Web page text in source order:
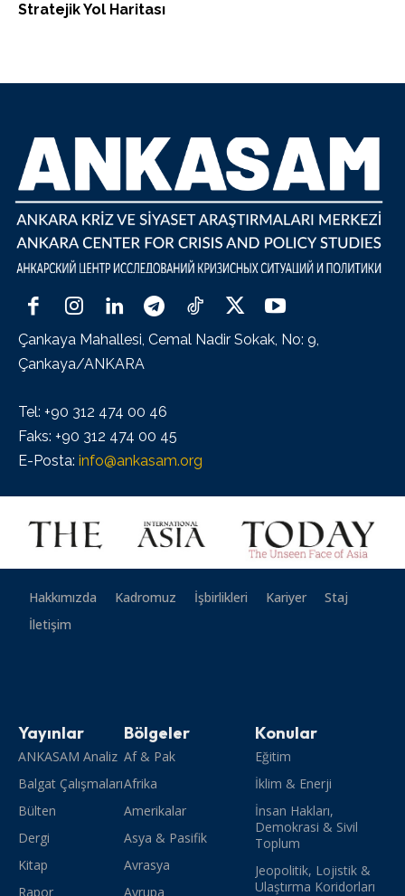
Stratejik Yol Haritası
Çankaya Mahallesi, Cemal Nadir Sokak, No: 9,
Çankaya/ANKARA
Tel: +90 312 474 00 46
Faks: +90 312 474 00 45
E-Posta: info@ankasam.org
Hakkımızda Kadromuz İşbirlikleri Kariyer
Staj
İletişim
Yayınlar
ANKASAM Analiz
Balgat Çalışmaları
Bülten
Dergi
Kitap
Rapor
Bölgeler
Af & Pak
Afrika
Amerikalar
Asya & Pasifik
Avrasya
Avrupa
Konular
Eğitim
İklim & Enerji
İnsan Hakları,
Demokrasi & Sivil
Toplum
Jeopolitik, Lojistik &
Ulaştırma Koridorları